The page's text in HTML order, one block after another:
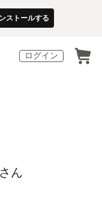
ストールする
ログイン
ん